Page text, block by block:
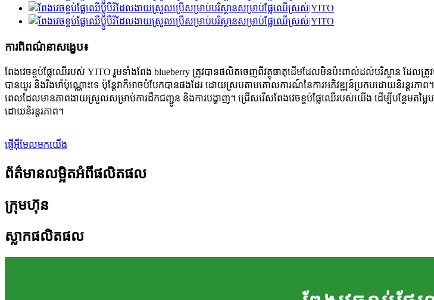
ការពិពណ៌នាសង្ខេប៖
ពែងវេចខ្ចប់ផ្លែឈើរបស់ YITO រួមទាំងពែង blueberry ត្រូវបានផលិតចេញពីវត្ថុធាតុដើមដែលមិនប៉ះពាល់ដល់បរិស្ថាន ដែលត្
បានយូរ និងរឹងមាំប៉ុណ្ណោះទេ ប៉ុន្តែវាក៏អាចបំបែកបានផងដែរ ដោយស្របតាមគោលការណ៍នៃការអភិវឌ្ឍន៍ប្រកបដោយនិរន្តរភា
ពេលដែលមានភាពងាយស្រួលសម្រាប់ការដឹកជញ្ជូន និងការបង្ហាញ។ ជ្រើសរើសពែងវេចខ្ចប់ផ្លែឈើរបស់យើង ដើម្បីបន្ថែមត
ដោយនិរន្តរភាព។
ផ្ញើអ៊ីមែលមកយើង
ព័ត៌មានលម្អិតអំពីផលិតផល
ក្រុមហ៊ុន
ស្លាកផលិតផល